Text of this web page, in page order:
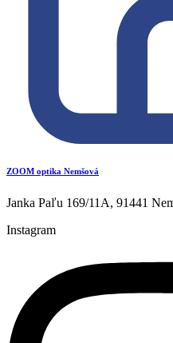
ZOOM optika Nemšová
Janka Paľu 169/11A, 91441
Instagram